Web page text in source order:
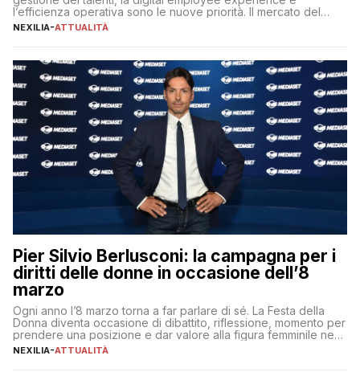
l’efficienza operativa sono le nuove priorità. Il mercato del
lavoro, d’altra parte, è sempre più competitivo con una lotta
NEXILIA-ATTUALITÀ
Pier Silvio Berlusconi: la campagna per i
diritti delle donne in occasione dell’8
marzo
Ogni anno l’8 marzo torna a far parlare di sé. La Festa della
Donna diventa occasione di dibattito, riflessione, momento per
prendere una posizione e dar valore alla figura femminile nella
sua complessità e crucialità. A lanciare un messaggio “forte e
NEXILIA-ATTUALITÀ